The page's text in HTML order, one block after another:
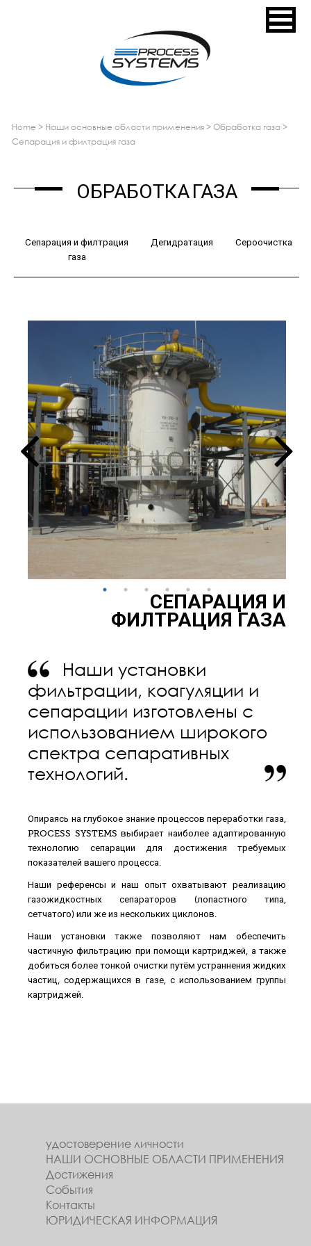
home > наши основные области применения> обработка газа>
сепарация и филтрация газа
ОБРАБОТКА ГАЗА
Сепарация и филтрация
газа
Дегидратация Сероочистка
СЕПАРАЦИЯ И
ФИЛТРАЦИЯ ГАЗА
Наши установки
фильтрации, коагуляции и
сепарации изготовлены с
использованием широкого
спектра сепаративных
технологий.
Опираясь на глубокое знание процессов переработки газа,
PROCESS SYSTEMS выбирает наиболее адаптированную
технологию сепарации для достижения требуемых
показателей вашего процесса.
Наши референсы и наш опыт охватывают реализацию
газожидкостных сепараторов (лопастного типа,
сетчатого) или же из нескольких циклонов.
Наши установки также позволяют нам обеспечить
частичную фильтрацию при помощи картриджей, а также
добиться более тонкой очистки путём устраннения жидких
частиц, содержащихся в газе, с использованием группы
картриджей.
удостоверение личности
НАШИ ОСНОВНЫЕ ОБЛАСТИ ПРИМЕНЕНИЯ
Достижения
События
Контакты
ЮРИДИЧЕСКАЯ ИНФОРМАЦИЯ